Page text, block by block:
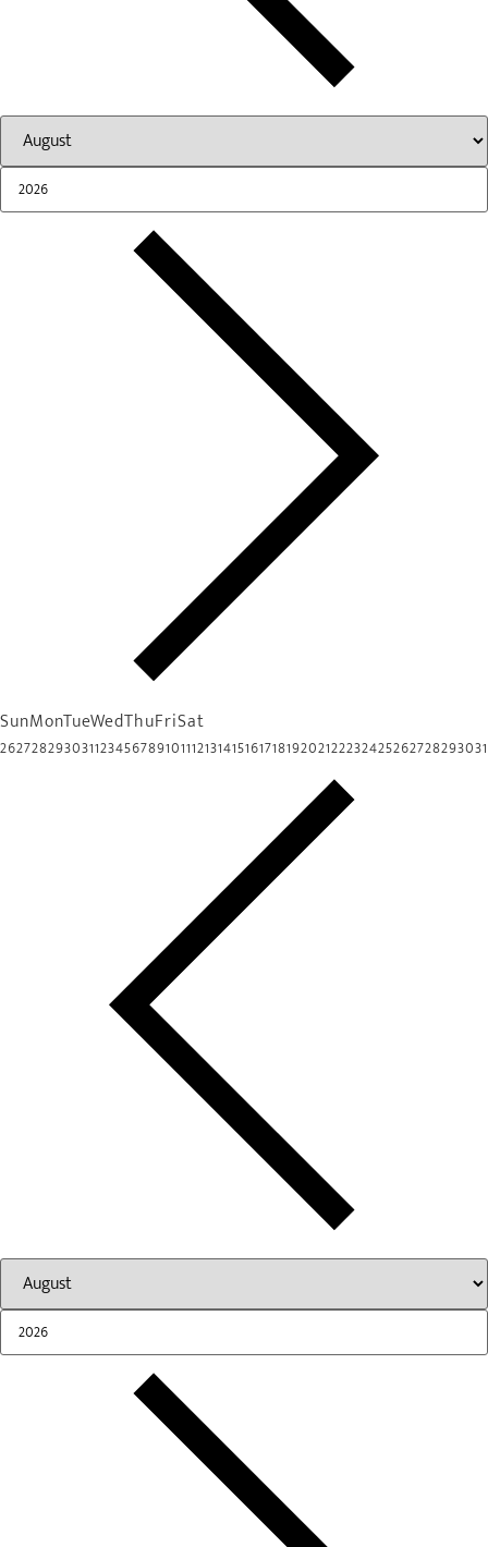
SunMonTueWedThuFriSat
26272829303112345678910111213141516171819202122232425262728293031